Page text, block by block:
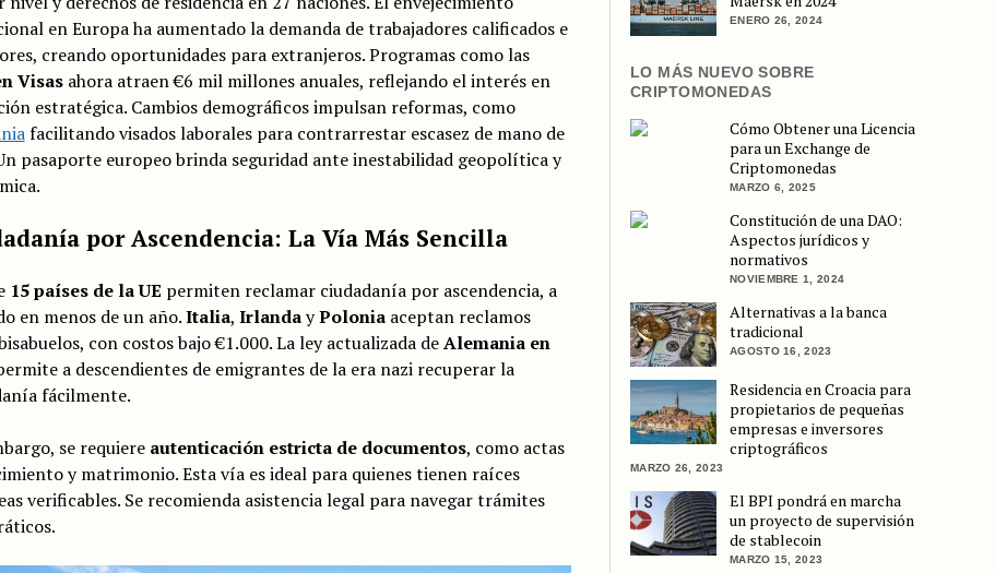
en Europa ha aumentado la demanda de trabajadores calificados e
creando oportunidades para extranjeros. Programas como las
Visasahora atraen €6 mil millones anuales, reflejando el interés en
estratégica. Cambios demográficos impulsan reformas, como
facilitando visados laborales para contrarrestar escasez de mano de
pasaporte europeo brinda seguridad ante inestabilidad geopolítica y
por Ascendencia: La Vía Más Sencilla
15 países de la UE permiten reclamar ciudadanía por ascendencia, a
en menos de un año.Italia, IrlandayPoloniaaceptan reclamos
con costos bajo €1.000. La ley actualizada deAlemania en
a descendientes de emigrantes de la era nazi recuperar la
fácilmente.
se requiere autenticación estricta de documentos, como actas
y matrimonio. Esta vía es ideal para quienes tienen raíces
verificables. Se recomienda asistencia legal para navegar trámites
ENERO 26, 2024
LO MÁS NUEVO SOBRE
CRIPTOMONEDAS
Cómo Obtener una Licencia
para un Exchange de
Criptomonedas
MARZO 6, 2025
Constitución de una DAO:
Aspectos jurídicos y
normativos
NOVIEMBRE 1, 2024
Alternativas a la banca
tradicional
AGOSTO 16, 2023
Residencia en Croacia para
propietarios de pequeñas
empresas e inversores
criptográficos
MARZO 26, 2023
El BPI pondrá en marcha
un proyecto de supervisión
de stablecoin
MARZO 15, 2023